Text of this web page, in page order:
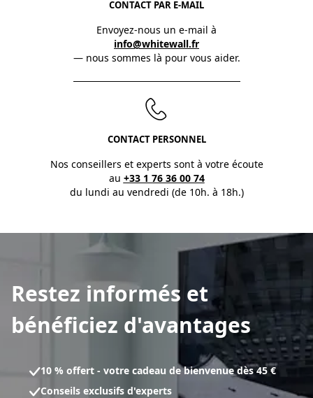
CONTACT PAR E-MAIL
Envoyez-nous un e-mail à
info@whitewall.fr
— nous sommes là pour vous aider.
CONTACT PERSONNEL
Nos conseillers et experts sont à votre écoute
au +33 1 76 36 00 74
du lundi au vendredi (de 10h. à 18h.)
Restez informés et
bénéficiez d'avantages
10 % offert - votre cadeau de bienvenue dès 45 €
Conseils exclusifs d'experts